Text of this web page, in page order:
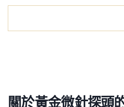
關於黃金微針探頭